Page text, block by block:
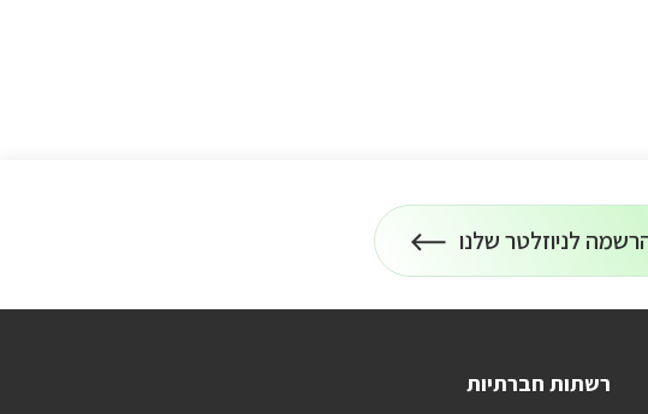
לניוזלטר שלנו
רשתות חברתיות